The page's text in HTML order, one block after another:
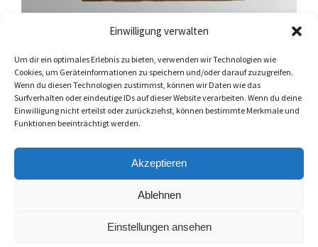
Einwilligung verwalten
Um dir ein optimales Erlebnis zu bieten, verwenden wir Technologien wie
Cookies, um Geräteinformationen zu speichern und/oder darauf zuzugreifen.
Wenn du diesen Technologien zustimmst, können wir Daten wie das
Surfverhalten oder eindeutige IDs auf dieser Website verarbeiten. Wenn du deine
Einwilligung nicht erteilst oder zurückziehst, können bestimmte Merkmale und
Funktionen beeinträchtigt werden.
Akzeptieren
Ablehnen
Einstellungen ansehen
Der Verlegekit Glasfaser ist ein komplettes Set, um die
Glasfaserleitung von Ihrem Hausübergabepunkt direkt
in Ihren Wohnbereich zu legen.
Er enthält 30m Glasfaserleitung zum Selbstverlegen
mit Anschlussdose.
mitgeliefert), an die Sie direkt Ihren Glasfaserrouter
anschließen können. Alternativ können Sie dort einen
handelsüblichem Netzwerkkabel Ihren vorhandenen